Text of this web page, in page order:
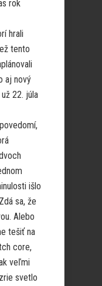
rok
hrali
tento
aj nový
22. júla
išlo
sa, že
Alebo
tešiť na
core,
veľmi
svetlo